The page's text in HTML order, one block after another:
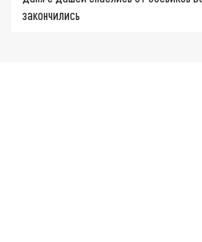
закончились